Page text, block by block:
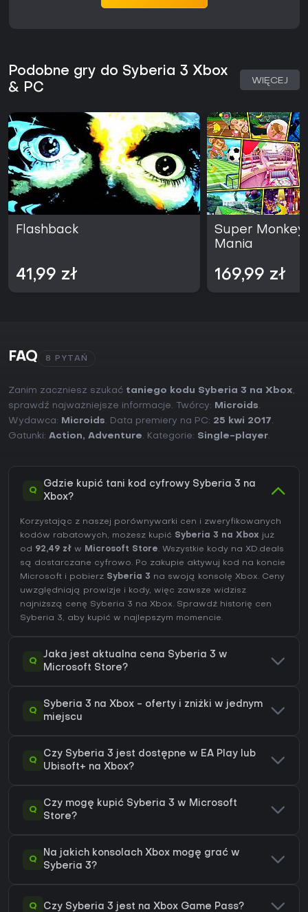
frustrującą mimo jej atutów w budowaniu świata i warstwie
Podobne gry do Syberia 3 Xbox
& PC
WIĘCEJ
Flashback
41,99 zł
Super
Mania
169,99 zł
FAQ 8 PYTAŃ
Zanim zaczniesz szukać taniego kodu Syberia 3 na Xbox,
sprawdź najważniejsze informacje. Twórcy:
Microids.
Wydawca:
Microids. Data premiery na PC: 25 kwi 2017.
Gatunki: Action, Adventure. Kategorie: Single-player.
Q
Gdzie kupić tani kod cyfrowy Syberia 3 na
Xbox?
Korzystając z naszej porównywarki cen i zweryfikowanych
kodów rabatowych, możesz kupić Syberia 3 na Xbox już
od 92,49 zł w Microsoft Store. Wszystkie kody na XD.deals
są dostarczane cyfrowo. Po zakupie aktywuj kod na koncie
Microsoft i pobierz Syberia 3 na swoją konsolę Xbox. Ceny
uwzględniają prowizje i kody, więc zawsze widzisz
najniższą cenę Syberia 3 na Xbox. Sprawdź historię cen
Syberia 3, aby kupić w najlepszym momencie.
Q
Jaka jest aktualna cena Syberia 3 w
Microsoft Store?
Q
Syberia 3 na Xbox - oferty i zniżki w jednym
miejscu
Q
Czy Syberia 3 jest dostępne w EA Play lub
Ubisoft+ na Xbox?
Q
Czy mogę kupić Syberia 3 w Microsoft
Store?
Q
Na jakich konsolach Xbox mogę grać w
Syberia 3?
Q Czy Syberia 3 jest na Xbox Game Pass?